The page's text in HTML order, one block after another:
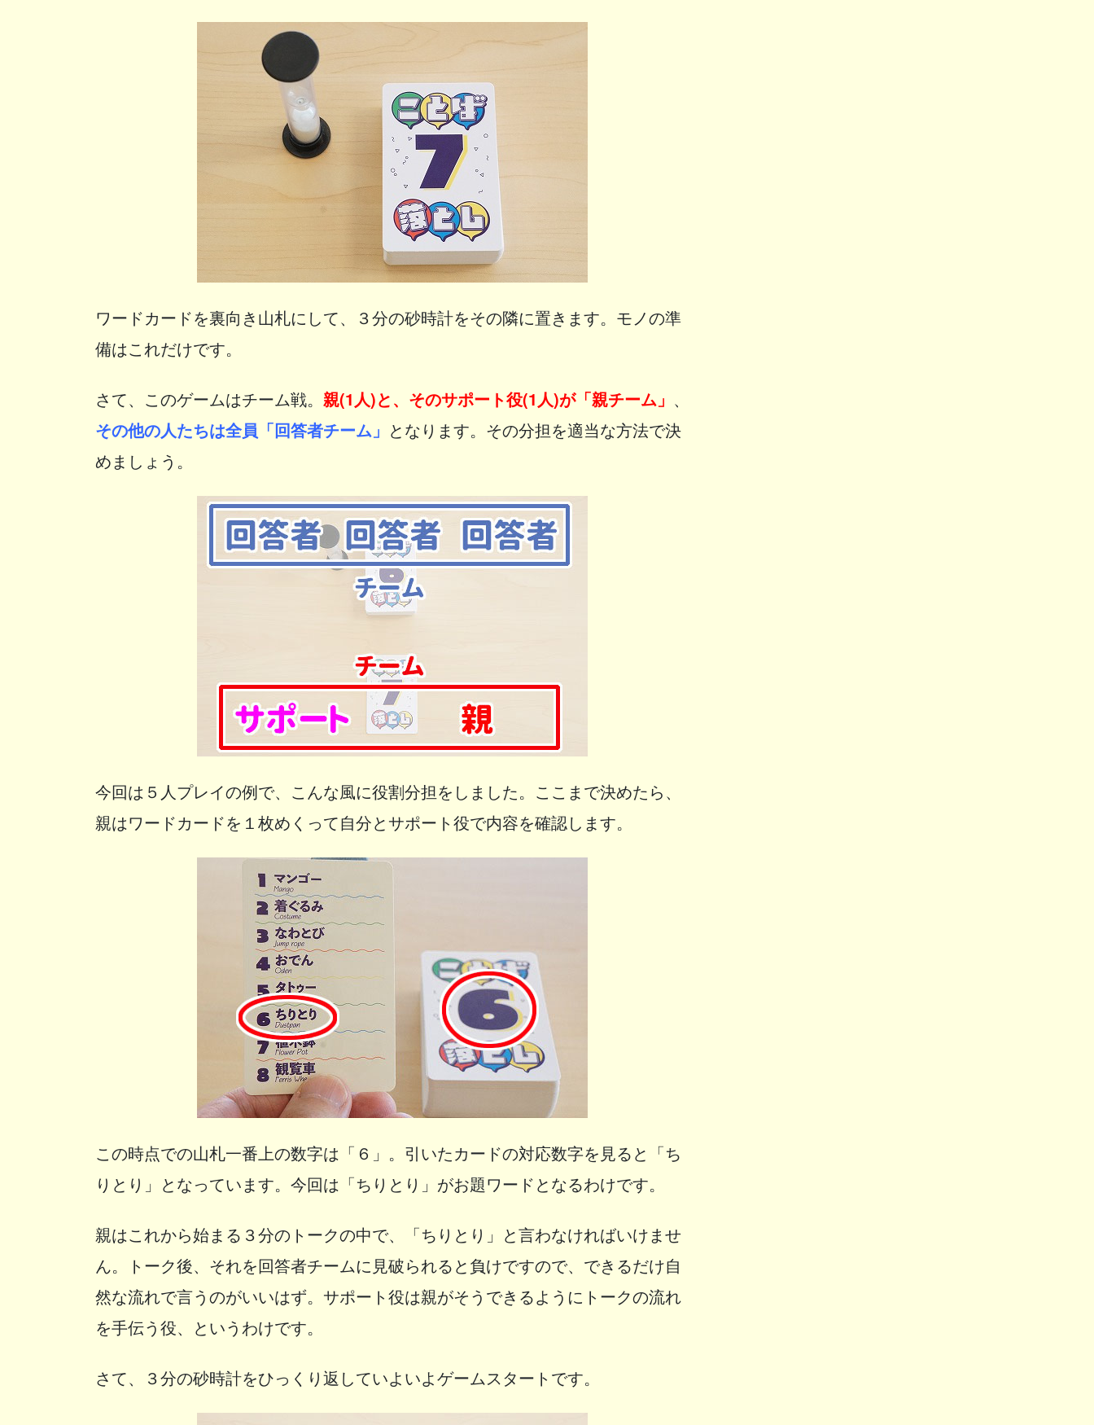
ワードカードを裏向き山札にして、３分の砂時計をその隣に置きます。モノの準
備はこれだけです。
さて、このゲームはチーム戦。 親(1人)と、そのサポート役(1人)が「親チーム」 、
その他の人たちは全員「回答者チーム」 となります。その分担を適当な方法で決
めましょう。
今回は５人プレイの例で、こんな風に役割分担をしました。ここまで決めたら、
親はワードカードを１枚めくって自分とサポート役で内容を確認します。
この時点での山札一番上の数字は「６」。引いたカードの対応数字を見ると「ち
りとり」となっています。今回は「ちりとり」がお題ワードとなるわけです。
親はこれから始まる３分のトークの中で、「ちりとり」と言わなければいけませ
ん。トーク後、それを回答者チームに見破られると負けですので、できるだけ自
然な流れで言うのがいいはず。サポート役は親がそうできるようにトークの流れ
を手伝う役、というわけです。
さて、３分の砂時計をひっくり返していよいよゲームスタートです。